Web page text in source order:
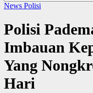
News Polisi
Polisi
Imbauan
Yang
Hari